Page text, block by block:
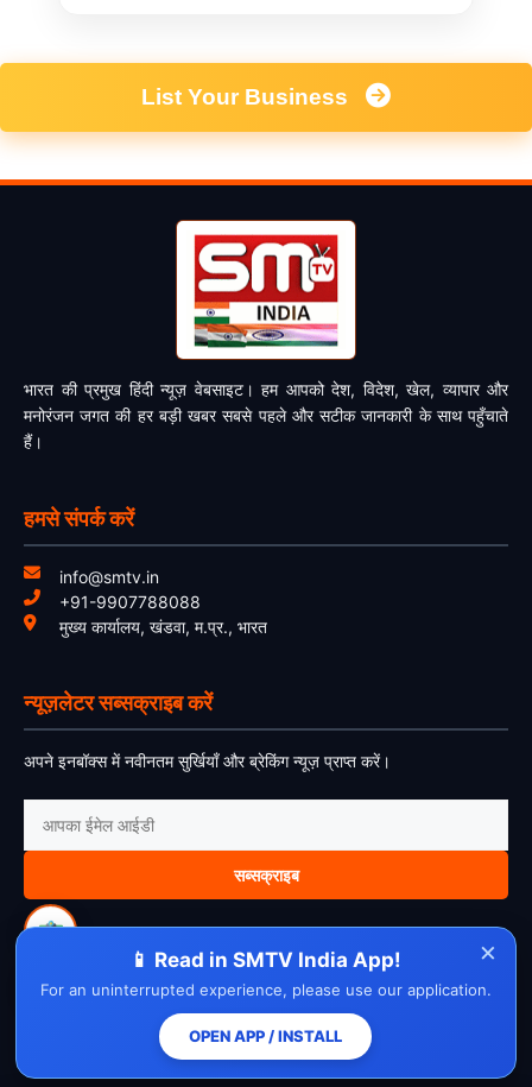
List Your Business
भारत की प्रमुख हिंदी न्यूज़ वेबसाइट। हम आपको देश, विदेश, खेल, व्यापार और
मनोरंजन जगत की हर बड़ी खबर सबसे पहले और सटीक जानकारी के साथ पहुँचाते
हैं।
हमसे संपर्क करें
info@smtv.in
+91-9907788088
मुख्य कार्यालय, खंडवा, म.प्र., भारत
न्यूज़लेटर सब्सक्राइब करें
अपने इनबॉक्स में नवीनतम सुर्खियाँ और ब्रेकिंग न्यूज़ प्राप्त करें।
सब्सक्राइब
About UsContact Us DisclaimerPrivacy PolicyCookie Policy
Cancellation PolicyRefund PolicyTerms & Conditions
×
📱 Read in SMTV India App!
For an uninterrupted experience, please use our application.
OPEN APP / INSTALL